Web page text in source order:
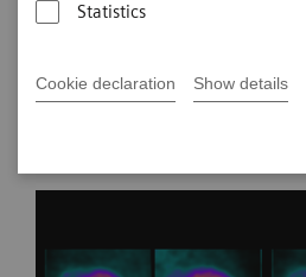
Statistics
Cookie declaration Show details
By Charles Hayden, Siemens